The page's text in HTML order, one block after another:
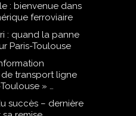
: bienvenue dans
ferroviaire
: quand la panne
Paris-Toulouse
transport ligne
» …
succès – dernière